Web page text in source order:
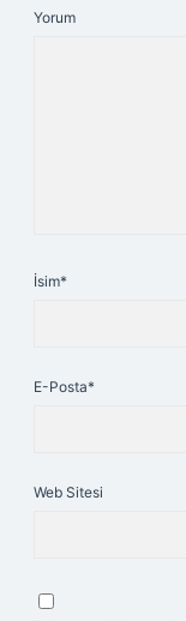
Yorum
İsim*
E-Posta*
Web Sitesi